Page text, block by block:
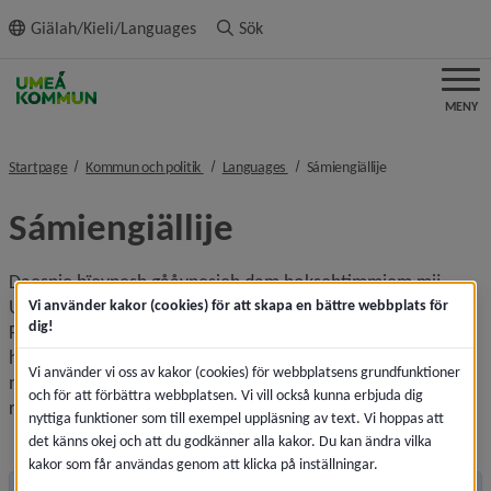
innehållet
Giälah/Kieli/Languages Sök
MENY
Startpage Kommun och politik nivå i brödsmulenavigeringen
Languages nivå i brödsmulenavigeringen
Sámiengiällijenivå i
Sámiengiällije
Daesnie bïevnesh gååvnesieh dam hoksehtimmiem mij
Upmejen tjïelte dutnjien gie lea tjïelten otnege faala.
Fïerhte bijjiebaakoej nuelesne garrahbielesne bïevnesh
hoksehtimmien bïjre gaavnh jïh guktie dam maahtah
nuhtjedh jïh aaj telefovne-nummerem maam maahtah
ringkedh jis naan gyhtjelassh.
Vi använder kakor (cookies) för att skapa en bättre webbplats för
dig!
Vi använder vi oss av kakor (cookies) för webbplatsens grundfunktioner
och för att förbättra webbplatsen. Vi vill också kunna erbjuda dig
nyttiga funktioner som till exempel uppläsning av text. Vi hoppas att
det känns okej och att du godkänner alla kakor. Du kan ändra vilka
kakor som får användas genom att klicka på inställningar.